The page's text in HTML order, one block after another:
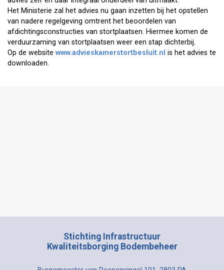
Het Ministerie zal het advies nu gaan inzetten bij het opstellen
van nadere regelgeving omtrent het beoordelen van
afdichtingsconstructies van stortplaatsen. Hiermee komen de
verduurzaming van stortplaatsen weer een stap dichterbij.
Op de website www.advieskamerstortbesluit.nl is het advies te
downloaden.
Stichting Infrastructuur
Kwaliteitsborging Bodembeheer